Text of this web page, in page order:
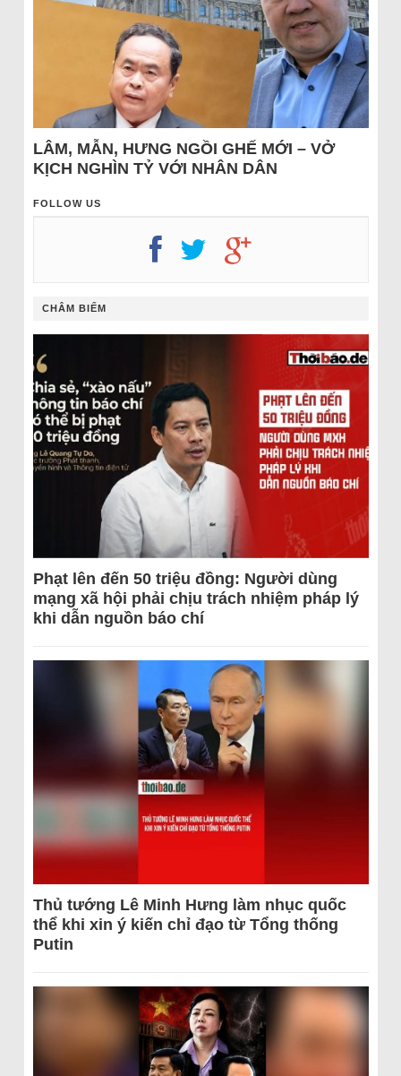
LÂM, MẪN, HƯNG NGỒI GHẾ MỚI – VỞ
KỊCH NGHÌN TỶ VỚI NHÂN DÂN
FOLLOW US
CHÂM BIẾM
Phạt lên đến 50 triệu đồng: Người dùng
mạng xã hội phải chịu trách nhiệm pháp lý
khi dẫn nguồn báo chí
Thủ tướng Lê Minh Hưng làm nhục quốc
thể khi xin ý kiến chỉ đạo từ Tổng thống
Putin